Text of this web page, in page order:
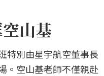
山基
特別由星宇航空董事長
。空山基老師不僅親赴